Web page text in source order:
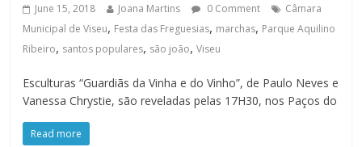
June 15, 2018 Joana Martins 0 Comment
Câmara
Municipal de Viseu, Festa das Freguesias, marchas, Parque Aquilino
Ribeiro, santos populares, são joão,Viseu
Esculturas “Guardiãs da Vinha e do Vinho”, de Paulo Neves e
Vanessa Chrystie, são reveladas pelas 17H30, nos Paços do
Read more